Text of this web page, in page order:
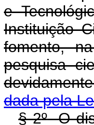
e
Instituição
fomento,
pesquisa
dada pela
§ 2ºO